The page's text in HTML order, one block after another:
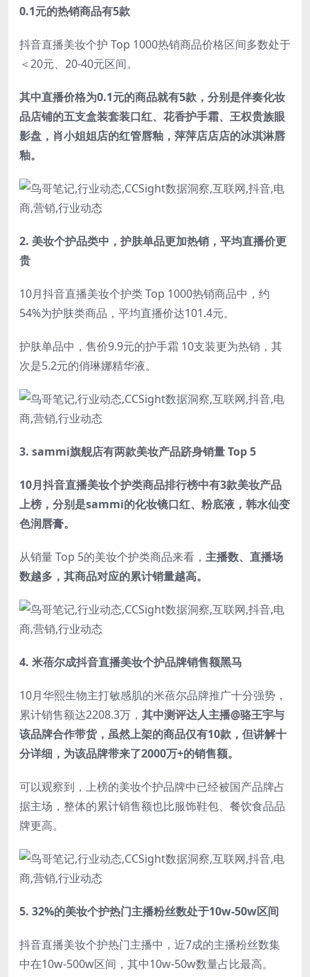
0.1元的热销商品有5款
抖音直播美妆个护 Top 1000热销商品价格区间多数处于
＜20元、20-40元区间。
其中直播价格为0.1元的商品就有5款，分别是伴奏化妆
品店铺的五支盒装套装口红、花香护手霜、王权贵族眼
影盘，肖小姐姐店的红管唇釉，萍萍店店店的冰淇淋唇
釉。
2. 美妆个护品类中， 护肤单品更加热销，平均直播价更
贵
10月抖音直播美妆个护类 Top 1000热销商品中，约
54%为护肤类商品，平均直播价达101.4元。
护肤单品中，售价9.9元的护手霜 10支装更为热销，其
次是5.2元的俏琳娜精华液。
3. sammi旗舰店有两款美妆产品跻身销量 Top 5
10月抖音直播美妆个护类商品排行榜中有3款美妆产品
上榜，分别是sammi的化妆镜口红、粉底液，韩水仙变
色润唇膏。
从销量 Top 5的美妆个护类商品来看， 主播数、直播场
数越多，其商品对应的累计销量越高。
4. 米蓓尔成抖音直播美妆个护品牌销售额黑马
10月华熙生物主打敏感肌的米蓓尔品牌推广十分强势，
累计销售额达2208.3万， 其中测评达人主播@骆王宇与
该品牌合作带货，虽然上架的商品仅有10款，但讲解十
分详细，为该品牌带来了2000万+的销售额。
可以观察到，上榜的美妆个护品牌中已经被国产品牌占
据主场，整体的累计销售额也比服饰鞋包、餐饮食品品
牌更高。
5. 32%的美妆个护热门主播粉丝数处于10w-50w区间
抖音直播美妆个护热门主播中，近7成的主播粉丝数集
中在10w-500w区间，其中10w-50w数量占比最高。